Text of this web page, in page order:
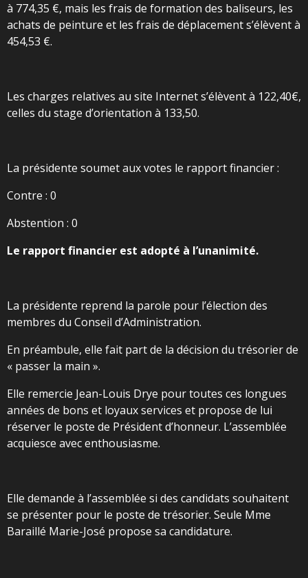
à 774,35 €, mais les frais de formation des baliseurs, les
achats de peinture et les frais de déplacement s’élèvent à
454,53 €.
Les charges relatives au site Internet s’élèvent à 122,40€,
celles du stage d’orientation à 133,50.
La présidente soumet aux votes le rapport financier :
Contre : 0
Abstention : 0
Le rapport financier est adopté à l’unanimité.
La présidente reprend la parole pour l’élection des
membres du Conseil d’Administration.
En préambule, elle fait part de la décision du trésorier de
« passer la main ».
Elle remercie Jean-Louis Drye pour toutes ces longues
années de bons et loyaux services et propose de lui
réserver le poste de Président d’honneur. L’assemblée
acquiesce avec enthousiasme.
Elle demande à l’assemblée si des candidats souhaitent
se présenter pour le poste de trésorier. Seule Mme
Baraillé Marie-José propose sa candidature.